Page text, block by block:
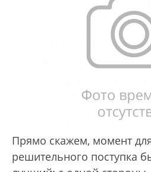
Прямо скажем, момент
решительного поступка